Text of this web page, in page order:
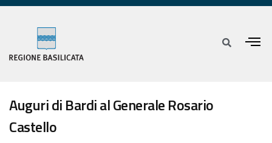
Auguri di Bardi al Generale Rosario
Castello